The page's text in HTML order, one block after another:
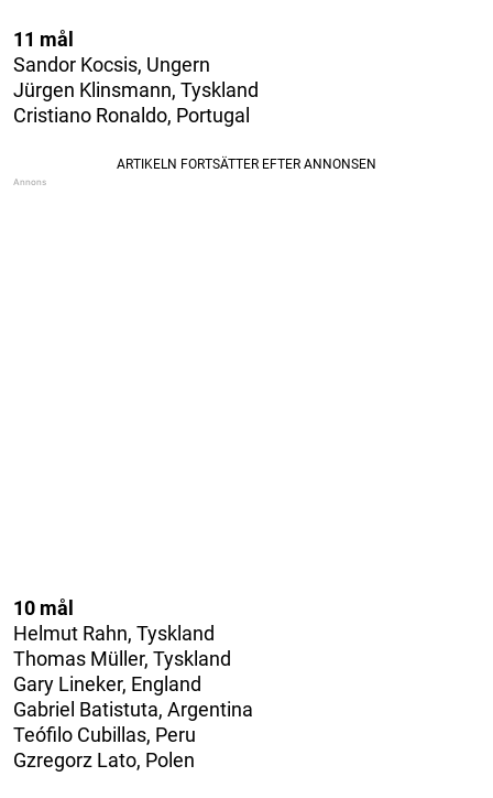
11 mål
Sandor Kocsis, Ungern
Jürgen Klinsmann, Tyskland
Cristiano Ronaldo, Portugal
10 mål
Helmut Rahn, Tyskland
Thomas Müller, Tyskland
Gary Lineker, England
Gabriel Batistuta, Argentina
Teófilo Cubillas, Peru
Gzregorz Lato, Polen